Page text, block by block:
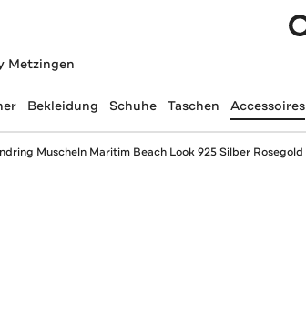
Metzingen
Bekleidung Schuhe Taschen Accessoires
Muscheln Maritim Beach Look 925 Silber Rosegold